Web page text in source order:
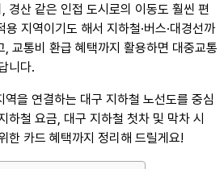
경산 같은 인접 도시로의 이동도 훨씬 편
지역이기도 해서 지하철·버스·대경선까
교통비 환급 혜택까지 활용하면 대중교통
니다.
을 연결하는 대구 지하철 노선도를 중심
하철 요금, 대구 지하철 첫차 및 막차 시
한 카드 혜택까지 정리해 드릴게요!